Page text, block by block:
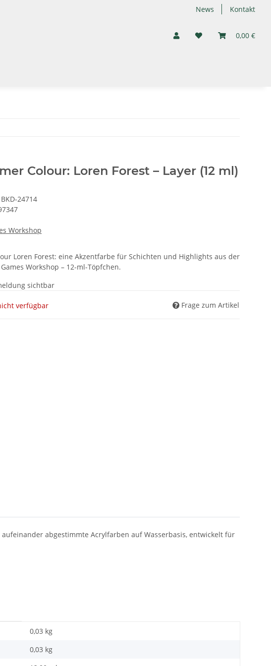
News Kontakt
0,00 €
Colour: Loren Forest – Layer (12 ml)
BKD-24714
Workshop
Loren Forest: eine Akzentfarbe für Schichten und Highlights aus der
Workshop – 12-ml-Töpfchen.
sichtbar
verfügbar Frage zum Artikel
abgestimmte Acrylfarben auf Wasserbasis, entwickelt für
0,03 kg
0,03 kg